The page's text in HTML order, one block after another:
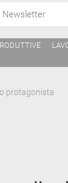
Newsletter
protagonista